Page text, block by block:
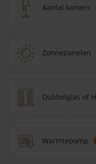
Aantal kamers
Zonnepanelen
Dubbelglas of
Warmtepomp